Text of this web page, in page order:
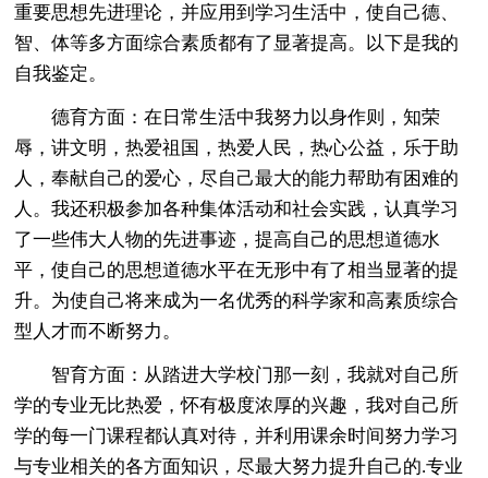
重要思想先进理论，并应用到学习生活中，使自己德、
智、体等多方面综合素质都有了显著提高。以下是我的
自我鉴定。
德育方面：在日常生活中我努力以身作则，知荣
辱，讲文明，热爱祖国，热爱人民，热心公益，乐于助
人，奉献自己的爱心，尽自己最大的能力帮助有困难的
人。我还积极参加各种集体活动和社会实践，认真学习
了一些伟大人物的先进事迹，提高自己的思想道德水
平，使自己的思想道德水平在无形中有了相当显著的提
升。为使自己将来成为一名优秀的科学家和高素质综合
型人才而不断努力。
智育方面：从踏进大学校门那一刻，我就对自己所
学的专业无比热爱，怀有极度浓厚的兴趣，我对自己所
学的每一门课程都认真对待，并利用课余时间努力学习
与专业相关的各方面知识，尽最大努力提升自己的.专业